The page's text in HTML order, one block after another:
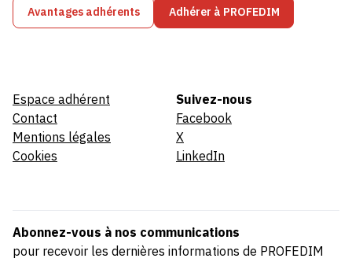
Avantages adhérents Adhérer à PROFEDIM
Espace adhérent
Contact
Mentions légales
Cookies
Suivez-nous
Facebook
X
LinkedIn
Abonnez-vous à nos communications
pour recevoir les dernières informations de PROFEDIM